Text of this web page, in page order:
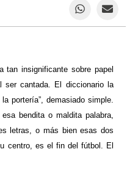
tan insignificante sobre papel
ser cantada. El diccionario la
portería”, demasiado simple.
bendita o maldita palabra,
letras, o más bien esas dos
centro, es el fin del fútbol. El